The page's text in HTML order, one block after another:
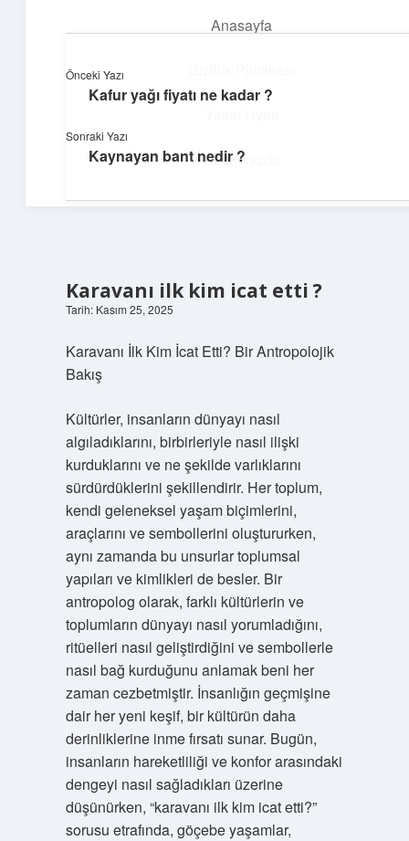
Anasayfa
Hakkımızda
Yumuşak Teknoloji Rehberi
Dijital dünyada huzurlu bir yolculuk!
Karavanı ilk kim icat etti ?
Tarih: Kasım 25, 2025
Karavanı İlk Kim İcat Etti? Bir Antropolojik
Bakış
Kültürler, insanların dünyayı nasıl
algıladıklarını, birbirleriyle nasıl ilişki
kurduklarını ve ne şekilde varlıklarını
sürdürdüklerini şekillendirir. Her toplum,
kendi geleneksel yaşam biçimlerini,
araçlarını ve sembollerini oluştururken,
aynı zamanda bu unsurlar toplumsal
yapıları ve kimlikleri de besler. Bir
antropolog olarak, farklı kültürlerin ve
toplumların dünyayı nasıl yorumladığını,
ritüelleri nasıl geliştirdiğini ve sembollerle
nasıl bağ kurduğunu anlamak beni her
zaman cezbetmiştir. İnsanlığın geçmişine
dair her yeni keşif, bir kültürün daha
derinliklerine inme fırsatı sunar. Bugün,
insanların hareketliliği ve konfor arasındaki
dengeyi nasıl sağladıkları üzerine
düşünürken, “karavanı ilk kim icat etti?”
sorusu etrafında, göçebe yaşamlar,
Önceki Yazı
Kafur yağı fiyatı ne kadar ?
Sonraki Yazı
Kaynayan bant nedir ?